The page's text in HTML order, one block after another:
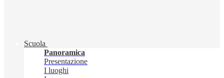
Scuola
Panoramica
Presentazione
I luoghi